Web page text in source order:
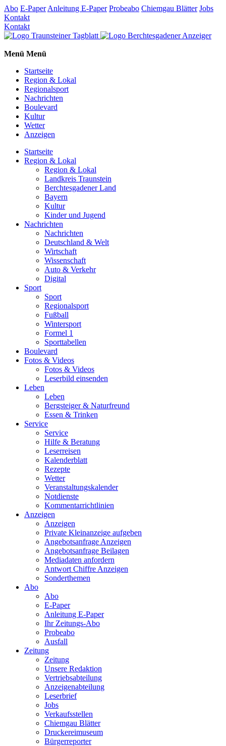
Abo E-Paper Anleitung E-Paper Probeabo Chiemgau Blätter Jobs
Kontakt
Kontakt
Menü Menü
Startseite
Region & Lokal
Regionalsport
Nachrichten
Boulevard
Kultur
Wetter
Anzeigen
Startseite
Region & Lokal
Region & Lokal
Landkreis Traunstein
Berchtesgadener Land
Bayern
Kultur
Kinder und Jugend
Nachrichten
Nachrichten
Deutschland & Welt
Wirtschaft
Wissenschaft
Auto & Verkehr
Digital
Sport
Sport
Regionalsport
Fußball
Wintersport
Formel 1
Sporttabellen
Boulevard
Fotos & Videos
Fotos & Videos
Leserbild einsenden
Leben
Leben
Bergsteiger & Naturfreund
Essen & Trinken
Service
Service
Hilfe & Beratung
Leserreisen
Kalenderblatt
Rezepte
Wetter
Veranstaltungskalender
Notdienste
Kommentarrichtlinien
Anzeigen
Anzeigen
Private Kleinanzeige aufgeben
Angebotsanfrage Anzeigen
Angebotsanfrage Beilagen
Mediadaten anfordern
Antwort Chiffre Anzeigen
Sonderthemen
Abo
Abo
E-Paper
Anleitung E-Paper
Ihr Zeitungs-Abo
Probeabo
Ausfall
Zeitung
Zeitung
Unsere Redaktion
Vertriebsabteilung
Anzeigenabteilung
Leserbrief
Jobs
Verkaufsstellen
Chiemgau Blätter
Druckereimuseum
Bürgerreporter